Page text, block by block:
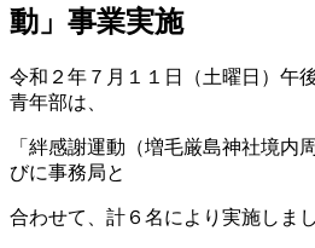
動」事業実施
令和２年７月１１日（土曜日）午
青年部は、
「絆感謝運動（増毛厳島神社境内
びに事務局と
合わせて、計６名により実施しまし